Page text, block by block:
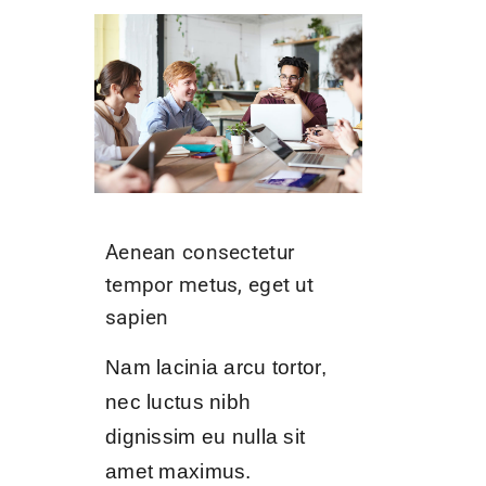
Aenean consectetur
tempor metus, eget ut
sapien
Nam lacinia arcu tortor,
nec luctus nibh
dignissim eu nulla sit
amet maximus.